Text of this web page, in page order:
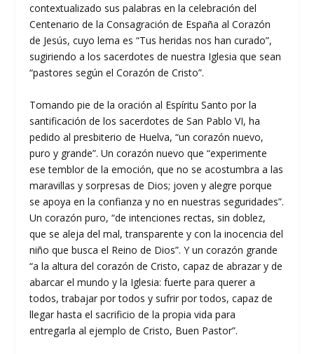
contextualizado sus palabras en la celebración del
Centenario de la Consagración de España al Corazón
de Jesús, cuyo lema es “Tus heridas nos han curado”,
sugiriendo a los sacerdotes de nuestra Iglesia que sean
“pastores según el Corazón de Cristo”.
Tomando pie de la oración al Espíritu Santo por la
santificación de los sacerdotes de San Pablo VI, ha
pedido al presbiterio de Huelva, “un corazón nuevo,
puro y grande”. Un corazón nuevo que “experimente
ese temblor de la emoción, que no se acostumbra a las
maravillas y sorpresas de Dios; joven y alegre porque
se apoya en la confianza y no en nuestras seguridades”.
Un corazón puro, “de intenciones rectas, sin doblez,
que se aleja del mal, transparente y con la inocencia del
niño que busca el Reino de Dios”. Y un corazón grande
“a la altura del corazón de Cristo, capaz de abrazar y de
abarcar el mundo y la Iglesia: fuerte para querer a
todos, trabajar por todos y sufrir por todos, capaz de
llegar hasta el sacrificio de la propia vida para
entregarla al ejemplo de Cristo, Buen Pastor”.